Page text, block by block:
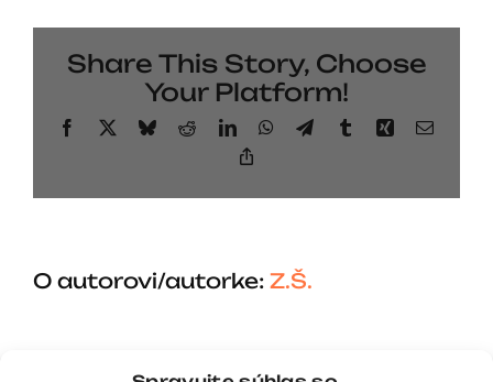
Share This Story, Choose
Your Platform!
Facebook BlueskyRedditLinkedInWhatsApp
TelegramTumblrXingEmail
O autorovi/autorke: Z.Š.